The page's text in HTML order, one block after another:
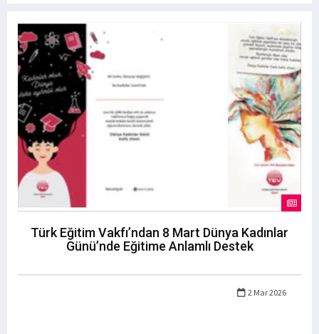
Türk Eğitim Vakfı’ndan 8 Mart Dünya Kadınlar
Günü’nde Eğitime Anlamlı Destek
2 Mar 2026